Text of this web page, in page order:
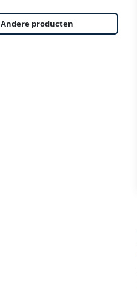
Andere producten